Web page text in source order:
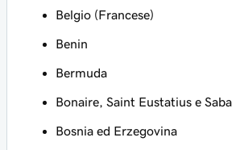
Belgio (Francese)
Benin
Bermuda
Bonaire, Saint Eustatius e Saba
Bosnia ed Erzegovina